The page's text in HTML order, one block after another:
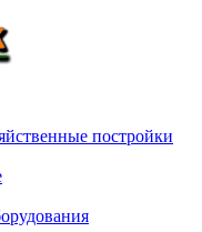
постройки